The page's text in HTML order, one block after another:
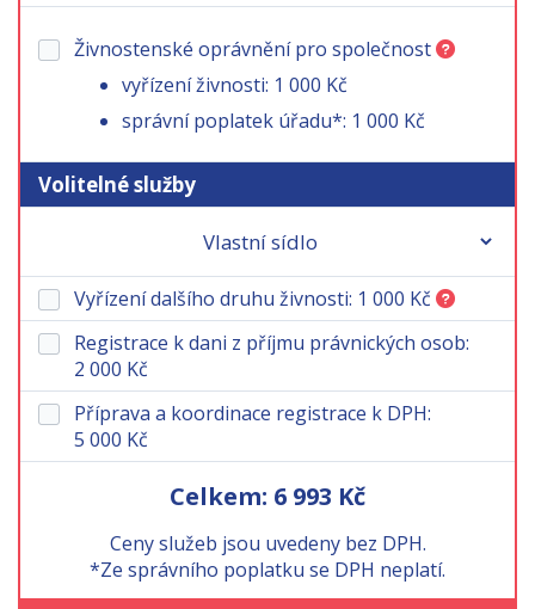
Živnostenské oprávnění pro společnost
vyřízení živnosti: 1 000 Kč
správní poplatek úřadu*: 1 000 Kč
Volitelné služby
Vyřízení dalšího druhu živnosti: 1 000 Kč
Registrace k dani z příjmu právnických osob:
2 000 Kč
Příprava a koordinace registrace k DPH:
5 000 Kč
Celkem: 6 993 Kč
Ceny služeb jsou uvedeny bez DPH.
*Ze správního poplatku se DPH neplatí.